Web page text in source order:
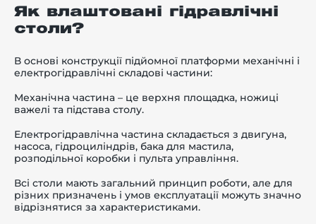
Як влаштовані гідравлічні
столи?
В основі конструкції підйомної платформи механічні і
електрогідравлічні складові частини:
Механічна частина – це верхня площадка, ножиці
важелі та підстава столу.
Електрогідравлічна частина складається з двигуна,
насоса, гідроциліндрів, бака для мастила,
розподільної коробки і пульта управління.
Всі столи мають загальний принцип роботи, але для
різних призначень і умов експлуатації можуть значно
відрізнятися за характеристиками.